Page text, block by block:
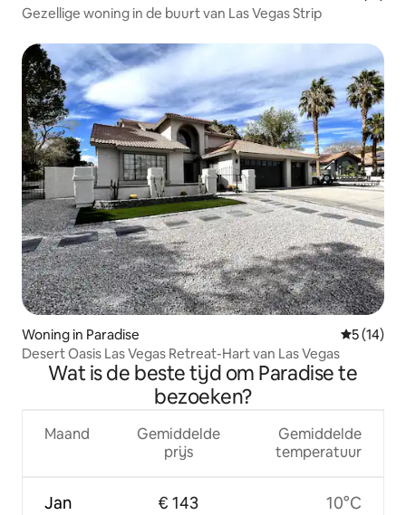
Gezellige woning in de buurt van Las Vegas Strip
Woning in Paradise
5 (14)
Desert Oasis Las Vegas Retreat-Hart van Las Vegas
Wat is de beste tijd om Paradise te
bezoeken?
Maand
Jan
Gemiddelde
prijs
€ 143
Gemiddelde
temperatuur
10°C